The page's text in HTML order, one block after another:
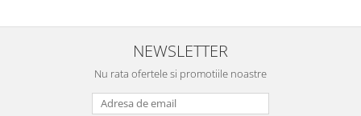
NEWSLETTER
Nu rata ofertele si promotiile noastre